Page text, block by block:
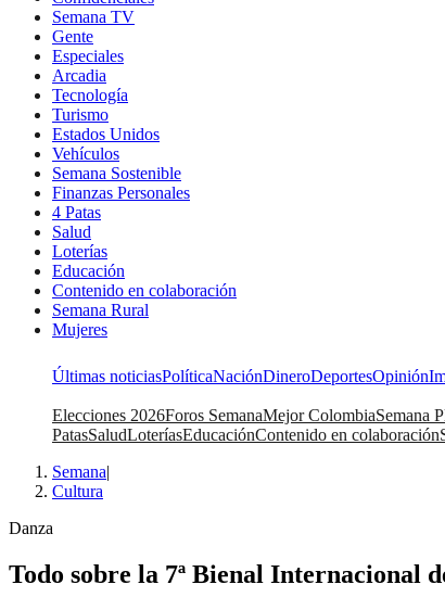
Semana TV
Gente
Especiales
Arcadia
Tecnología
Turismo
Estados Unidos
Vehículos
Semana Sostenible
Finanzas Personales
4 Patas
Salud
Loterías
Educación
Contenido en colaboración
Semana Rural
Mujeres
Últimas noticiasPolíticaNaciónDineroDeportesOpinión
Elecciones 2026Foros SemanaMejor ColombiaSemana
PatasSaludLoteríasEducaciónContenido en colaboración
Semana|
Cultura
Danza
Todo sobre la 7ª Bienal Internacional